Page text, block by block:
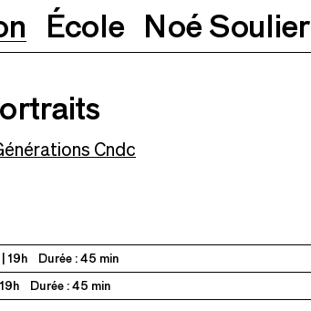
École Noé Soulier
Cndc
19h Durée : 45 min
19h Durée : 45 min